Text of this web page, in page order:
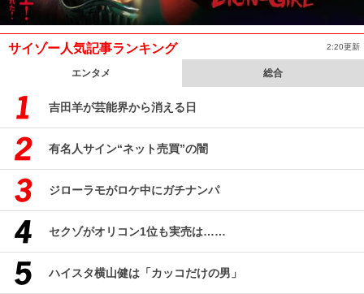
サイゾー人気記事ランキング 2:20更新
エンタメ 総合
吉田羊が芸能界から消える日
有名人サイン“ネット売買”の闇
ジローラモがロケ中にガチナンパ
セクゾがオリコン1位も実売は……
ハイスタ横山健は「カッコだけの男」